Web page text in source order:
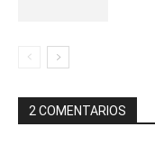
2 COMENTARIOS